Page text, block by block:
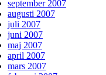
september 2007
augusti 2007
juli 2007
juni 2007
maj 2007
april 2007
mars 2007